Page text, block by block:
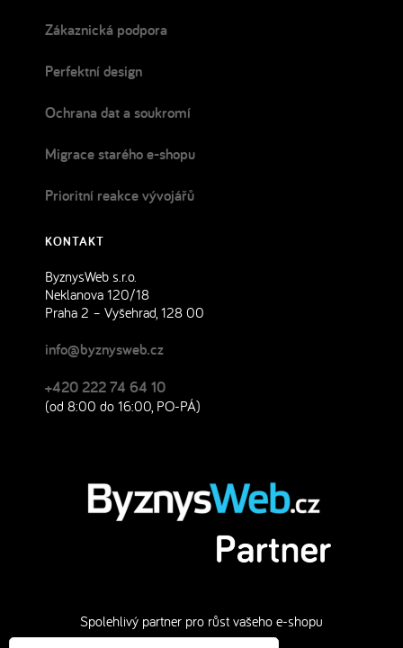
Zákaznická podpora
Perfektní design
Ochrana dat a soukromí
Migrace starého e-shopu
Prioritní reakce vývojářů
KONTAKT
ByznysWeb s.r.o.
Neklanova 120/18
Praha 2 – Vyšehrad, 128 00
info@byznysweb.cz
+420 222 74 64 10
(od 8:00 do 16:00, PO-PÁ)
Spolehlivý partner pro růst vašeho e-shopu